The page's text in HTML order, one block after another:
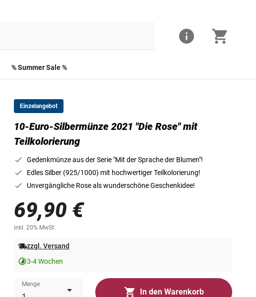
% Summer Sale %
10-Euro-Silbermünze 2021 "Die Rose" mit Teilkolorierung
Einzelangebot
10-Euro-Silbermünze 2021 "Die Rose" mit
Teilkolorierung
Gedenkmünze aus der Serie "Mit der Sprache der Blumen"!
Edles Silber (925/1000) mit hochwertiger Teilkolorierung!
Unvergängliche Rose als wunderschöne Geschenkidee!
69,90 €
inkl. 20% MwSt.
zzgl. Versand
3-4 Wochen
Menge
In den Warenkorb